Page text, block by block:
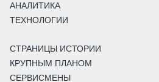
АНАЛИТИКА
ТЕХНОЛОГИИ
СТРАНИЦЫ ИСТОРИИ
КРУПНЫМ ПЛАНОМ
СЕРВИСМЕНЫ